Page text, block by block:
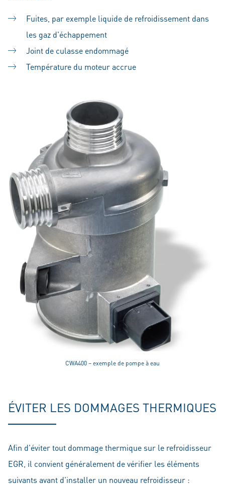
Fuites, par exemple liquide de refroidissement dans
les gaz d'échappement
Joint de culasse endommagé
Température du moteur accrue
CWA400 – exemple de pompe à eau
ÉVITER LES DOMMAGES THERMIQUES
Afin d'éviter tout dommage thermique sur le refroidisseur
EGR, il convient généralement de vérifier les éléments
suivants avant d'installer un nouveau refroidisseur :